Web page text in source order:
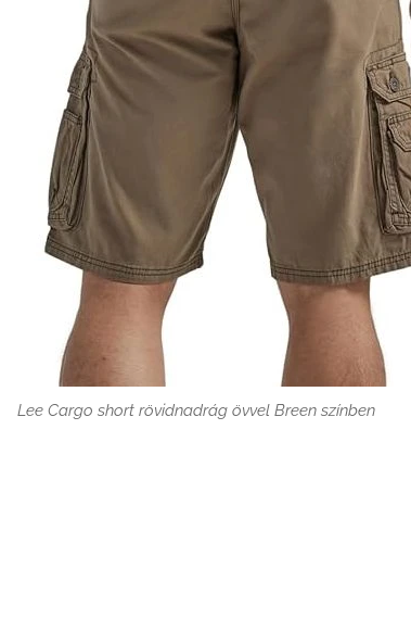
Lee Cargo short rövidnadrág övvel Breen színben